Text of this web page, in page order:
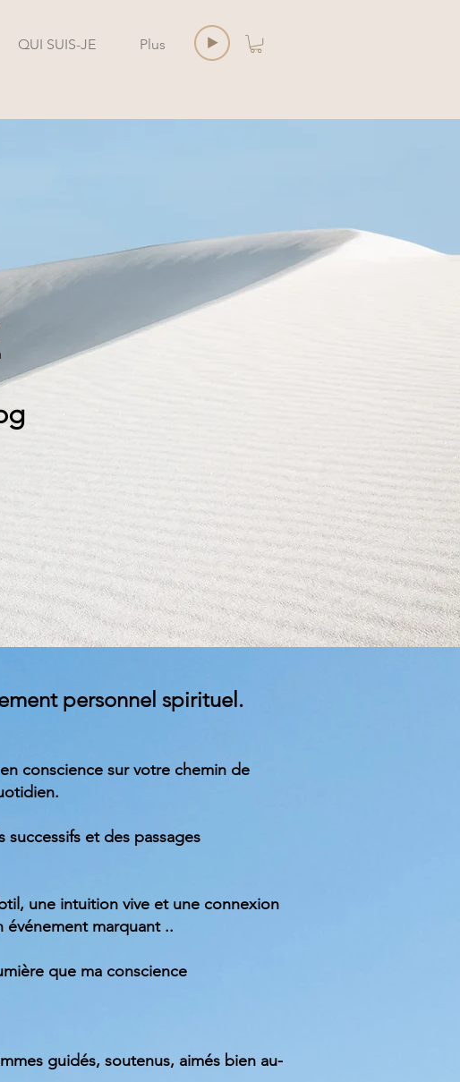
QUI SUIS-JE Plus
personnel spirituel.
conscience sur votre chemin de
et des passages
une intuition vive et une connexion
événement marquant ..
que ma conscience
guidés, soutenus, aimés bien au-